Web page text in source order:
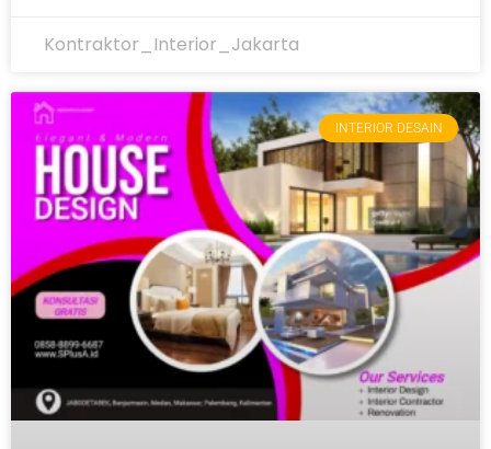
Kontraktor_Interior_Jakarta
INTERIOR DESAIN